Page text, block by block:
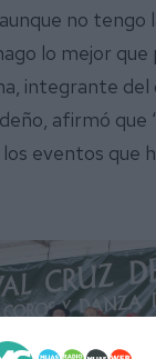
no tengo
lo mejor que
integrante del
afirmó que
eventos que